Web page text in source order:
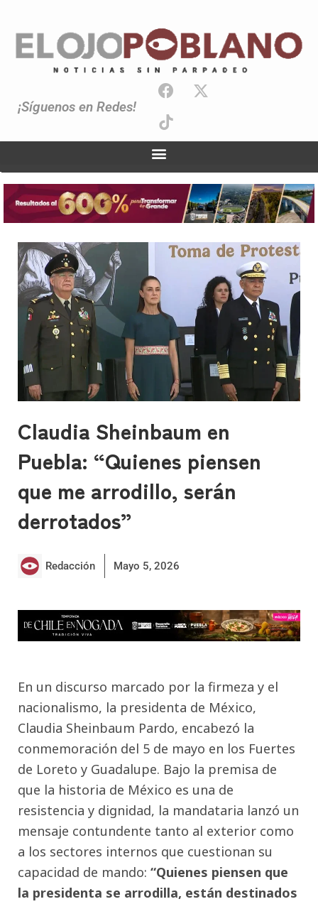
¡Síguenos en Redes!
Claudia Sheinbaum en
Puebla: “Quienes piensen
que me arrodillo, serán
derrotados”
Redacción Mayo 5, 2026
En un discurso marcado por la firmeza y el
nacionalismo, la presidenta de México,
Claudia Sheinbaum Pardo, encabezó la
conmemoración del 5 de mayo en los Fuertes
de Loreto y Guadalupe. Bajo la premisa de
que la historia de México es una de
resistencia y dignidad, la mandataria lanzó un
mensaje contundente tanto al exterior como
a los sectores internos que cuestionan su
capacidad de mando: “Quienes piensen que
la presidenta se arrodilla, están destinados